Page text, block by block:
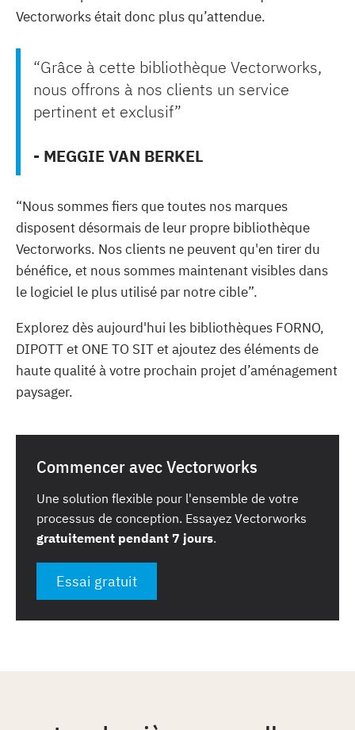
Vectorworks était donc plus qu’attendue.
“Grâce à cette bibliothèque Vectorworks,
nous offrons à nos clients un service
pertinent et exclusif”
- MEGGIE VAN BERKEL
“Nous sommes fiers que toutes nos marques
disposent désormais de leur propre bibliothèque
Vectorworks. Nos clients ne peuvent qu'en tirer du
bénéfice, et nous sommes maintenant visibles dans
le logiciel le plus utilisé par notre cible”.
Explorez dès aujourd'hui les bibliothèques FORNO,
DIPOTT et ONE TO SIT et ajoutez des éléments de
haute qualité à votre prochain projet d’aménagement
paysager.
Commencer avec Vectorworks
Une solution flexible pour l'ensemble de votre
processus de conception. Essayez Vectorworks
gratuitement pendant 7 jours.
Essai gratuit